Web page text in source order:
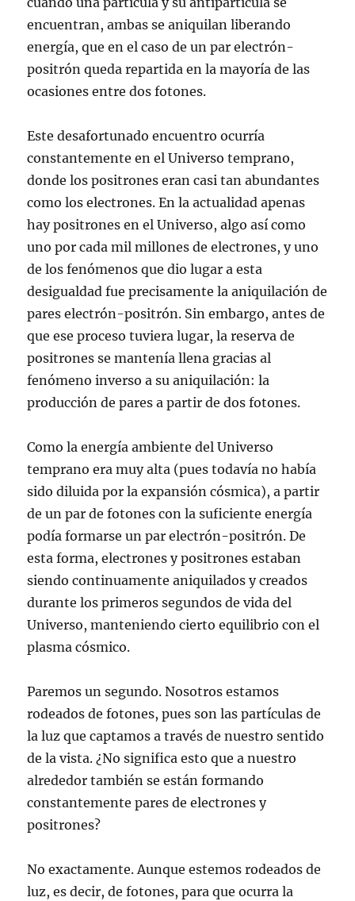
encuentran, ambas se aniquilan liberando
energía, que en el caso de un par electrón-
positrón queda repartida en la mayoría de las
ocasiones entre dos fotones.
Este desafortunado encuentro ocurría
constantemente en el Universo temprano,
donde los positrones eran casi tan abundantes
como los electrones. En la actualidad apenas
hay positrones en el Universo, algo así como
uno por cada mil millones de electrones, y uno
de los fenómenos que dio lugar a esta
desigualdad fue precisamente la aniquilación de
pares electrón-positrón. Sin embargo, antes de
que ese proceso tuviera lugar, la reserva de
positrones se mantenía llena gracias al
fenómeno inverso a su aniquilación: la
producción de pares a partir de dos fotones.
Como la energía ambiente del Universo
temprano era muy alta (pues todavía no había
sido diluida por la expansión cósmica), a partir
de un par de fotones con la suficiente energía
podía formarse un par electrón-positrón. De
esta forma, electrones y positrones estaban
siendo continuamente aniquilados y creados
durante los primeros segundos de vida del
Universo, manteniendo cierto equilibrio con el
plasma cósmico.
Paremos un segundo. Nosotros estamos
rodeados de fotones, pues son las partículas de
la luz que captamos a través de nuestro sentido
de la vista. ¿No significa esto que a nuestro
alrededor también se están formando
constantemente pares de electrones y
positrones?
No exactamente. Aunque estemos rodeados de
luz, es decir, de fotones, para que ocurra la